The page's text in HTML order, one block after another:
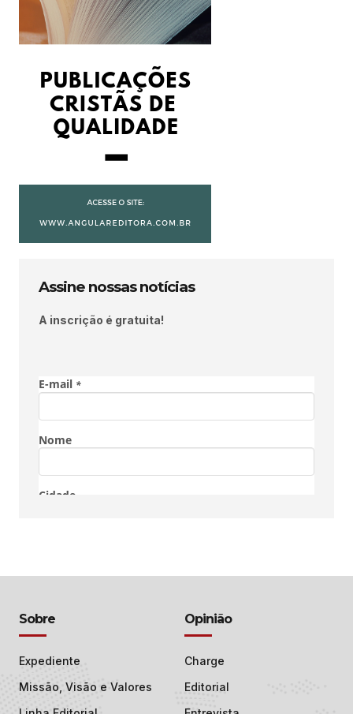
Assine nossas notícias
A inscrição é gratuita!
Sobre
Expediente
Missão, Visão e Valores
Opinião
Charge
Editorial